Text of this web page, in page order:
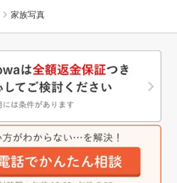
家族写真